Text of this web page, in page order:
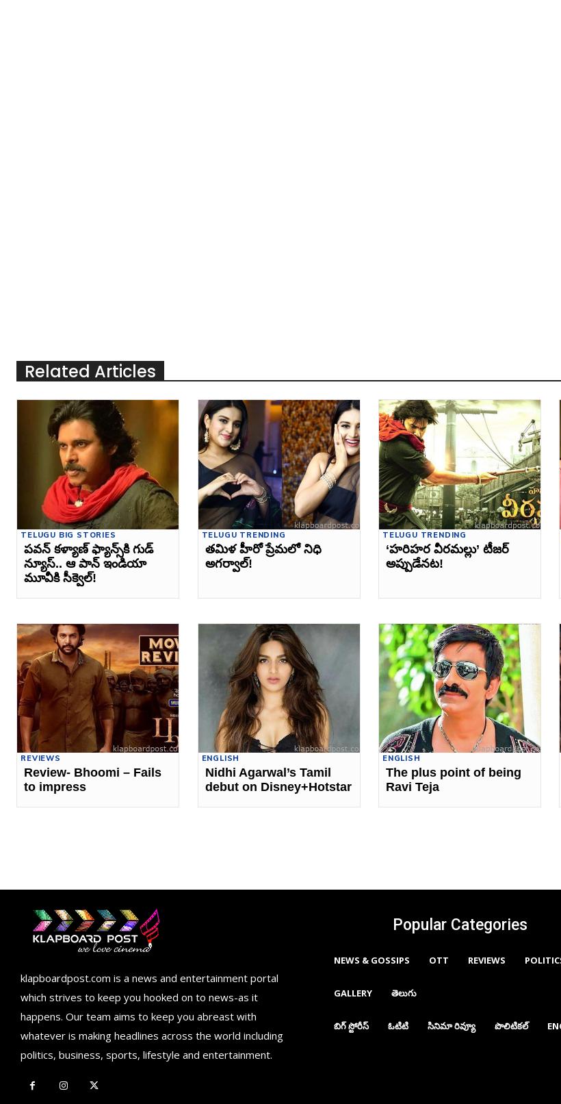
Related Articles
TELUGU BIG STORIES
పవన్‌ కళ్యాణ్‌ ఫ్యాన్స్‌కి గుడ్‌
న్యూస్‌.. ఆ పాన్‌ ఇండియా
మూవీకి సీక్వెల్‌‌!
TELUGU TRENDING
తమిళ హీరో ప్రేమలో నిధి
అగర్వాల్!
TELUGU TRENDING
‘హరిహర వీరమల్లు’ టీజర్‌
అప్పుడేనట!
REVIEWS
Review- Bhoomi – Fails
to impress
ENGLISH
Nidhi Agarwal’s Tamil
debut on Disney+Hotstar
ENGLISH
The plus point of being
Ravi Teja
klapboardpost.com is a news and entertainment portal
which strives to keep you hooked on to news-as it
happens. Our team aims to keep you abreast with
whatever is making headlines across the world including
politics, business, sports, lifestyle and entertainment.
Popular Categories
NEWS & GOSSIPS OTT REVIEWS
GALLERY తెలుగు
బిగ్ స్టోరీస్ ఓటిటి సినిమా రివ్యూ పొలిటికల్